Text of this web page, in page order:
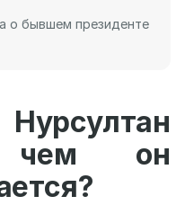
о бывшем президенте
чем он